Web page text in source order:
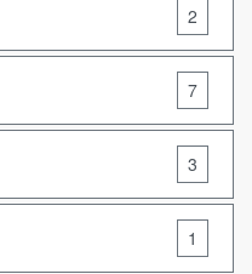
2
7
3
1